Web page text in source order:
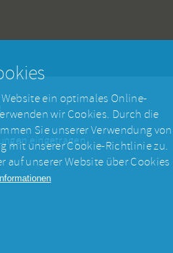
eingetragen.
ein optimales Online-
wir Cookies. Durch die
Sie unserer Verwendung von
mit unserer Cookie-Richtlinie zu.
auf unserer Website über Cookies